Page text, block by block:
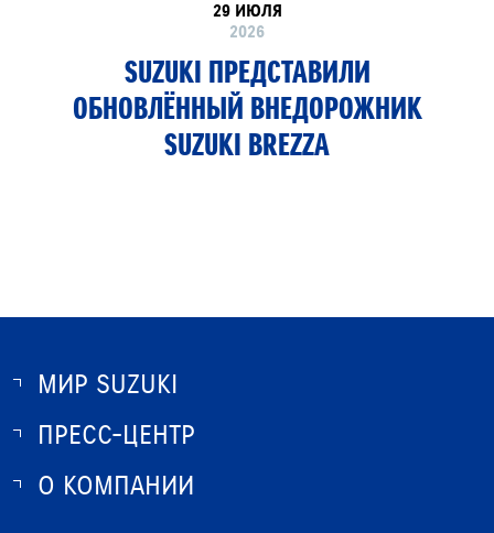
29 ИЮЛЯ
2026
SUZUKI ПРЕДСТАВИЛИ
ОБНОВЛЁННЫЙ ВНЕДОРОЖНИК
SUZUKI BREZZA
МИР SUZUKI
О SUZUKI
ПРЕСС-ЦЕНТР
НОВОСТИ
О КОМПАНИИ